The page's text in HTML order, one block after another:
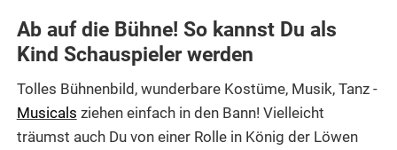
Ab auf die Bühne! So kannst Du als
Kind Schauspieler werden
Tolles Bühnenbild, wunderbare Kostüme, Musik, Tanz -
Musicals ziehen einfach in den Bann! Vielleicht
träumst auch Du von einer Rolle in König der Löwen